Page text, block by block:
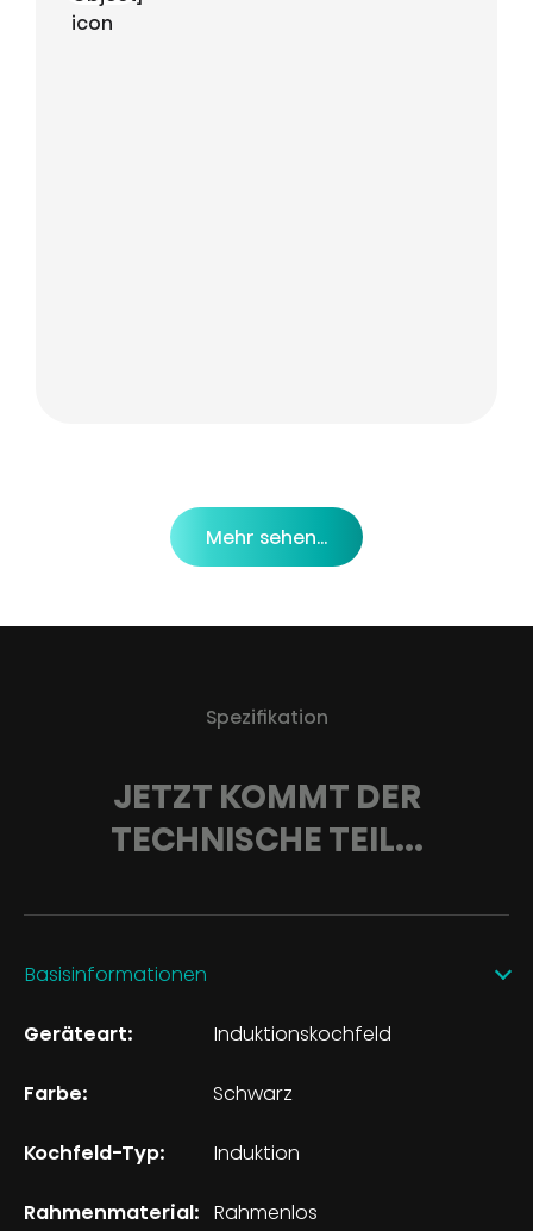
Mehr sehen...
Spezifikation
JETZT KOMMT DER
TECHNISCHE TEIL...
Basisinformationen
Geräteart: Induktionskochfeld
Farbe: Schwarz
Kochfeld-Typ: Induktion
Rahmenmaterial: Rahmenlos